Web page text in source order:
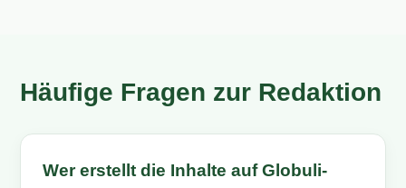
Häufige Fragen zur Redaktion
Wer erstellt die Inhalte auf Globuli-